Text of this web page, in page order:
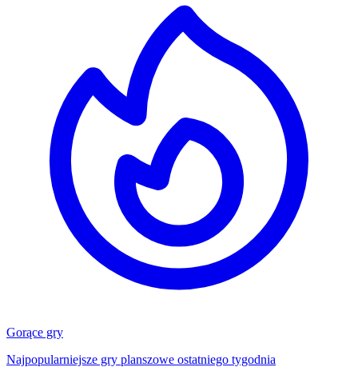
Gorące gry
Najpopularniejsze gry planszowe ostatniego tygodnia